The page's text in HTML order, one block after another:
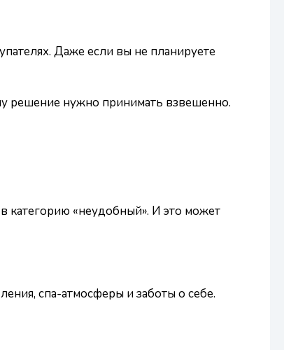
Даже если вы не планируете
решение нужно принимать взвешенно.
категорию «неудобный». И это может
спа-атмосферы и заботы о себе.